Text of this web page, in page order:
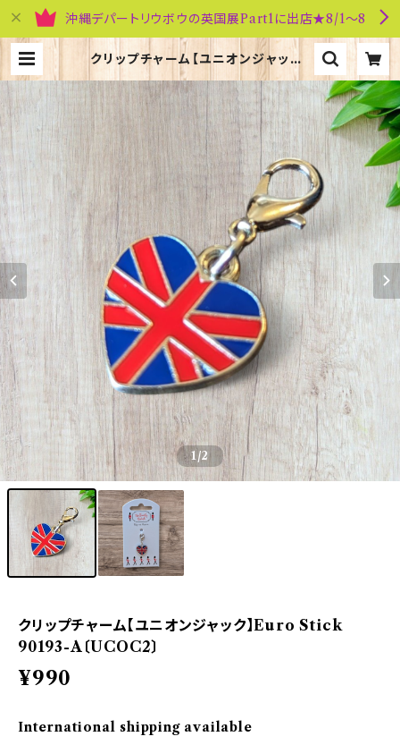
沖縄デパートリウボウの英国展Part1に出店★8/1～8
クリップチャーム【ユニオンジャック】
Euro Stick 90193-A〔UCOC2〕
| 英国雑貨専門店ブリティッシュ・ライ
1/2
クリップチャーム【ユニオンジャック】Euro Stick
90193-A〔UCOC2〕
¥990
International shipping available